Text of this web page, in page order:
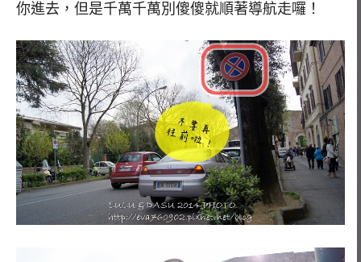
你進去，但是千萬千萬別傻傻就順著導航走囉！